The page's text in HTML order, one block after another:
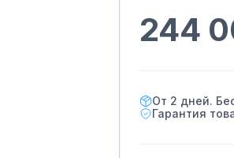
244
От 2 дней.
Гарантия